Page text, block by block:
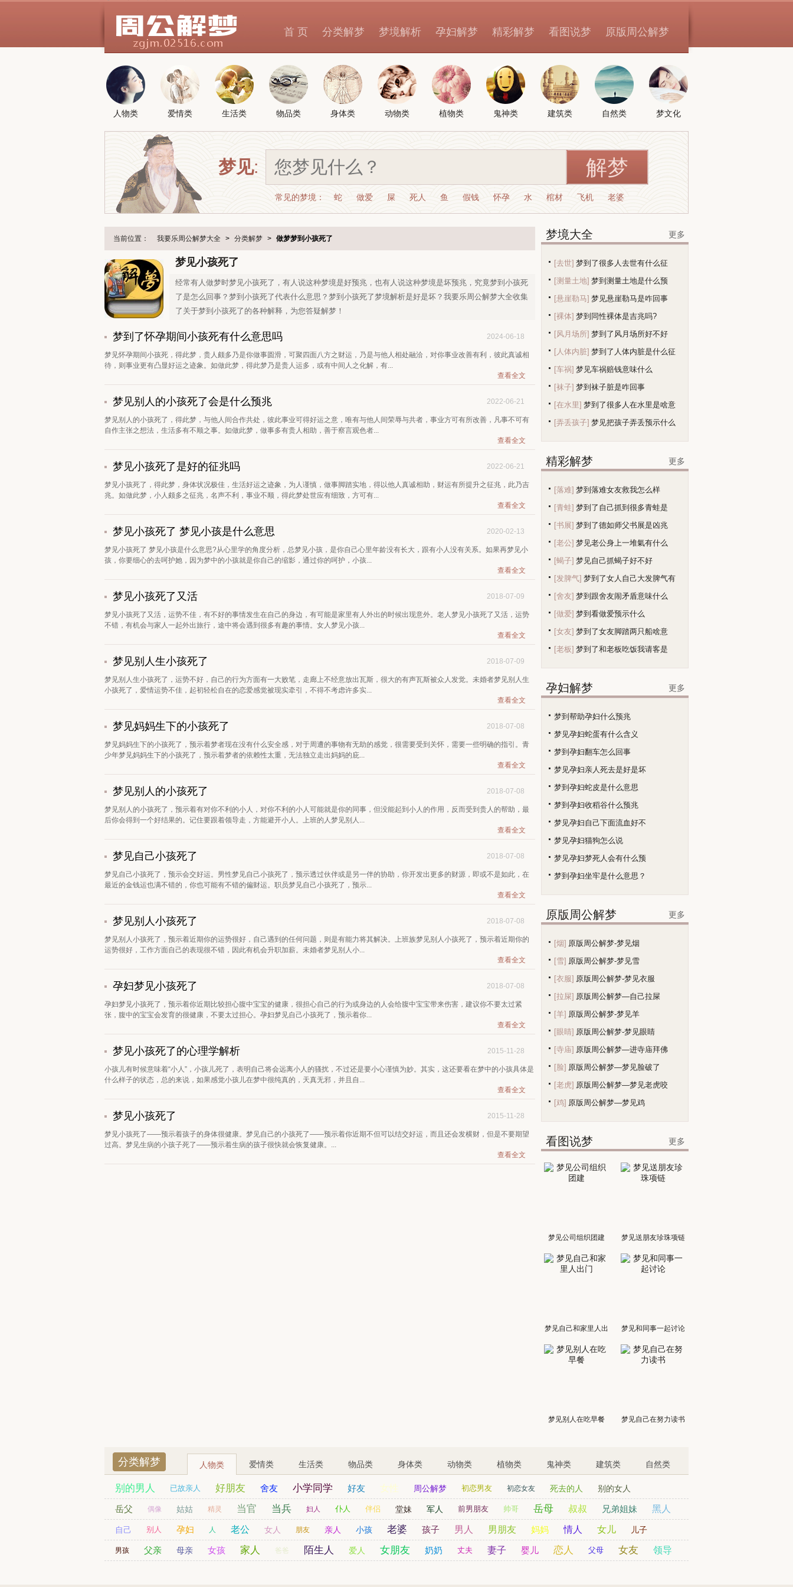
首 页 分类解梦 梦境解析 孕妇解梦 精彩解梦 看图说梦 原版周公解梦
人物类 爱情类 生活类 物品类 身体类 动物类 植物类 鬼神类 建筑类 自然类 梦文化
梦见:
常见的梦境： 蛇 做爱 屎 死人 鱼 假钱 怀孕 水 棺材 飞机 老婆
当前位置： 我要乐周公解梦大全 > 分类解梦 > 做梦梦到小孩死了
梦见小孩死了
经常有人做梦时梦见小孩死了，有人说这种梦境是好预兆，也有人说这种梦境是坏预兆，究竟梦到小孩死
了是怎么回事？梦到小孩死了代表什么意思？梦到小孩死了梦境解析是好是坏？我要乐周公解梦大全收集
了关于梦到小孩死了的各种解释，为您答疑解梦！
梦到了怀孕期间小孩死有什么意思吗 2024-06-18
梦见怀孕期间小孩死，得此梦，贵人颇多乃是你做事圆滑，可聚四面八方之财运，乃是与他人相处融洽，对你事业改善有利，彼此真诚相
待，则事业更有凸显好运之迹象。如做此梦，得此梦乃是贵人运多，或有中间人之化解，有...
查看全文
梦见别人的小孩死了会是什么预兆 2022-06-21
梦见别人的小孩死了，得此梦，与他人间合作共处，彼此事业可得好运之意，唯有与他人间荣辱与共者，事业方可有所改善，凡事不可有
自作主张之想法，生活多有不顺之事。如做此梦，做事多有贵人相助，善于察言观色者...
查看全文
梦见小孩死了是好的征兆吗 2022-06-21
梦见小孩死了，得此梦，身体状况极佳，生活好运之迹象，为人谨慎，做事脚踏实地，得以他人真诚相助，财运有所提升之征兆，此乃吉
兆。如做此梦，小人颇多之征兆，名声不利，事业不顺，得此梦处世应有细致，方可有...
查看全文
梦见小孩死了 梦见小孩是什么意思 2020-02-13
梦见小孩死了 梦见小孩是什么意思?从心里学的角度分析，总梦见小孩，是你自己心里年龄没有长大，跟有小人没有关系。如果再梦见小
孩，你要细心的去呵护她，因为梦中的小孩就是你自己的缩影，通过你的呵护，小孩...
查看全文
梦见小孩死了又活 2018-07-09
梦见小孩死了又活，运势不佳，有不好的事情发生在自己的身边，有可能是家里有人外出的时候出现意外。老人梦见小孩死了又活，运势
不错，有机会与家人一起外出旅行，途中将会遇到很多有趣的事情。女人梦见小孩...
查看全文
梦见别人生小孩死了 2018-07-09
梦见别人生小孩死了，运势不好，自己的行为方面有一大败笔，走廊上不经意放出瓦斯，很大的有声瓦斯被众人发觉。未婚者梦见别人生
小孩死了，爱情运势不佳，起初轻松自在的恋爱感觉被现实牵引，不得不考虑许多实...
查看全文
梦见妈妈生下的小孩死了 2018-07-08
梦见妈妈生下的小孩死了，预示着梦者现在没有什么安全感，对于周遭的事物有无助的感觉，很需要受到关怀，需要一些明确的指引。青
少年梦见妈妈生下的小孩死了，预示着梦者的依赖性太重，无法独立走出妈妈的庇...
查看全文
梦见别人的小孩死了 2018-07-08
梦见别人的小孩死了，预示着有对你不利的小人，对你不利的小人可能就是你的同事，但没能起到小人的作用，反而受到贵人的帮助，最
后你会得到一个好结果的。记住要跟着领导走，方能避开小人。上班的人梦见别人...
查看全文
梦见自己小孩死了 2018-07-08
梦见自己小孩死了，预示会交好运。男性梦见自己小孩死了，预示透过伙伴或是另一伴的协助，你开发出更多的财源，即或不是如此，在
最近的金钱运也满不错的，你也可能有不错的偏财运。职员梦见自己小孩死了，预示...
查看全文
梦见别人小孩死了 2018-07-08
梦见别人小孩死了，预示着近期你的运势很好，自己遇到的任何问题，则是有能力将其解决。上班族梦见别人小孩死了，预示着近期你的
运势很好，工作方面自己的表现很不错，因此有机会升职加薪。未婚者梦见别人小...
查看全文
孕妇梦见小孩死了 2018-07-08
孕妇梦见小孩死了，预示着你近期比较担心腹中宝宝的健康，很担心自己的行为或身边的人会给腹中宝宝带来伤害，建议你不要太过紧
张，腹中的宝宝会发育的很健康，不要太过担心。孕妇梦见自己小孩死了，预示着你...
查看全文
梦见小孩死了的心理学解析 2015-11-28
小孩儿有时候意味着“小人”，小孩儿死了，表明自己将会远离小人的骚扰，不过还是要小心谨慎为妙。其实，这还要看在梦中的小孩具体是
什么样子的状态，总的来说，如果感觉小孩儿在梦中很纯真的，天真无邪，并且自...
查看全文
梦见小孩死了 2015-11-28
梦见小孩死了——预示着孩子的身体很健康。梦见自己的小孩死了——预示着你近期不但可以结交好运，而且还会发横财，但是不要期望
过高。梦见生病的小孩子死了——预示着生病的孩子很快就会恢复健康。...
查看全文
梦境大全 更多
[去世] 梦到了很多人去世有什么征
[测量土地] 梦到测量土地是什么预
兆？[悬崖勒马] 梦见悬崖勒马是咋回事
[裸体] 梦到同性裸体是吉兆吗?
[风月场所] 梦到了风月场所好不好
[人体内脏] 梦到了人体内脏是什么征
兆 [车祸] 梦见车祸赔钱意味什么
[袜子] 梦到袜子脏是咋回事
[在水里] 梦到了很多人在水里是啥意
[弄丢孩子] 梦见把孩子弄丢预示什么
精彩解梦 更多
[落难] 梦到落难女友救我怎么样
[青蛙] 梦到了自己抓到很多青蛙是
[书展] 梦到了德如师父书展是凶兆
[老公] 梦见老公身上一堆氣有什么
[蝎子] 梦见自己抓蝎子好不好
[发脾气] 梦到了女人自己大发脾气有
[舍友] 梦到跟舍友闹矛盾意味什么
[做爱] 梦到看做爱预示什么
[女友] 梦到了女友脚踏两只船啥意
[老板] 梦到了和老板吃饭我请客是
孕妇解梦 更多
梦到帮助孕妇什么预兆
梦见孕妇蛇蛋有什么含义
梦到孕妇翻车怎么回事
梦见孕妇亲人死去是好是坏
梦到孕妇蛇皮是什么意思
梦到孕妇收稻谷什么预兆
梦见孕妇自己下面流血好不
梦见孕妇猫狗怎么说
梦见孕妇梦死人会有什么预
梦到孕妇坐牢是什么意思？
原版周公解梦 更多
[烟] 原版周公解梦-梦见烟
[雪] 原版周公解梦-梦见雪
[衣服] 原版周公解梦-梦见衣服
[拉屎] 原版周公解梦—自己拉屎
[羊] 原版周公解梦-梦见羊
[眼睛] 原版周公解梦-梦见眼睛
[寺庙] 原版周公解梦—进寺庙拜佛
[脸] 原版周公解梦—梦见脸破了
[老虎] 原版周公解梦—梦见老虎咬
[鸡] 原版周公解梦—梦见鸡
看图说梦 更多
梦见公司组织团建 梦见送朋友珍珠项链
梦见自己和家里人出
门
梦见和同事一起讨论
梦见别人在吃早餐 梦见自己在努力读书
分类解梦 人物类 爱情类 生活类 物品类 身体类 动物类 植物类 鬼神类 建筑类 自然类
别的男人 已故亲人 好朋友 舍友 小学同学 好友 女性 周公解梦 初恋男友 初恋女友 死去的人 别的女人
已婚女人 劫匪 财神爷 司机 姨妈 表哥 孙女 儿童
岳父 偶像 姑姑 精灵 当官 当兵 妇人 仆人 伴侣 堂妹 军人 前男朋友 帅哥 岳母 叔叔 兄弟姐妹 黑人
贵人 日本人 残疾人
自己 别人 孕妇 人 老公 女人 朋友 亲人 小孩 老婆 孩子 男人 男朋友 妈妈 情人 女儿 儿子
同学 男友 同事
男孩 父亲 母亲 女孩 家人 爸爸 陌生人 爱人 女朋友 奶奶 丈夫 妻子 婴儿 恋人 父母 女友
领导